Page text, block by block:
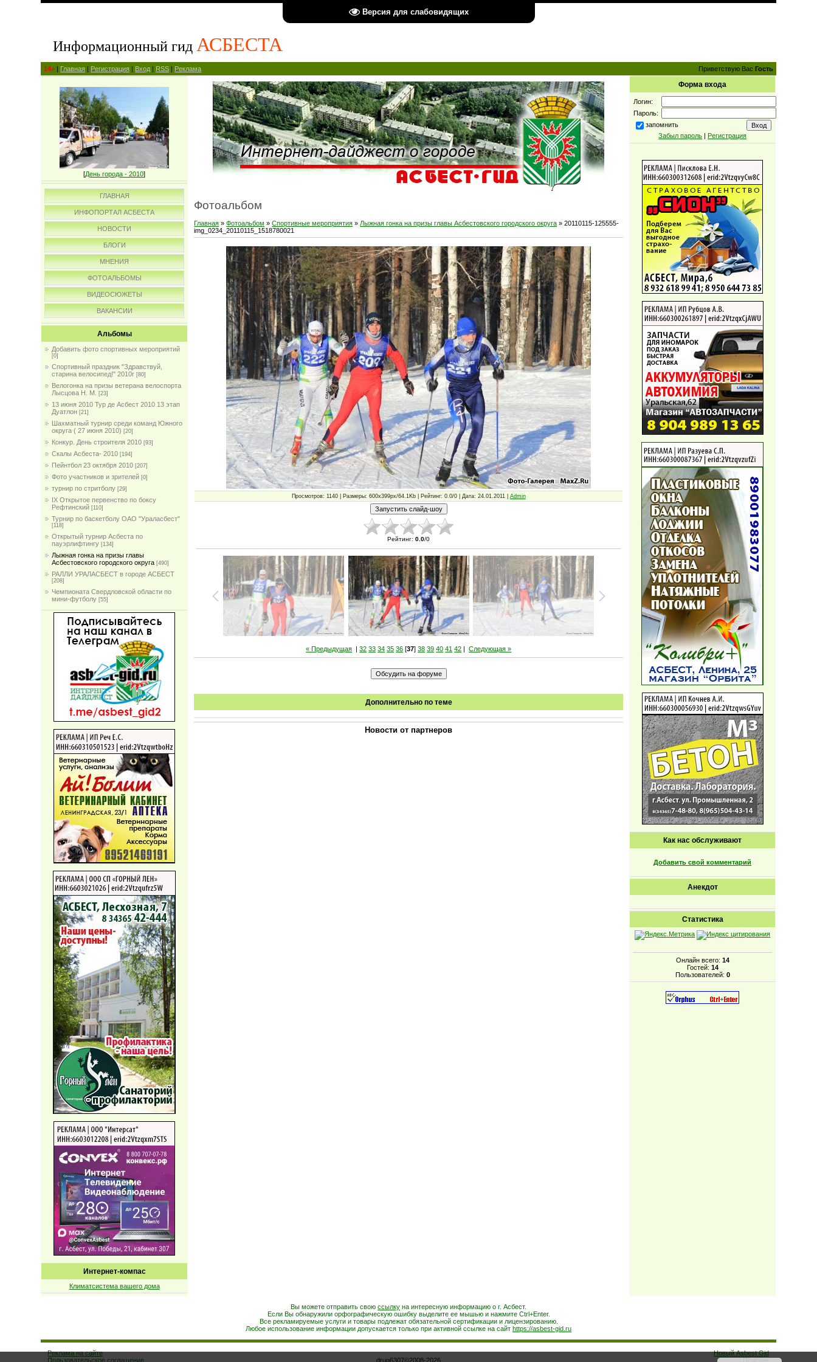
Версия для слабовидящих
Информационный гид АСБЕСТА
14+ | Главная | Регистрация | Вход | RSS | Реклама Приветствую Вас Гость
[День города - 2010]
ГЛАВНАЯ
ИНФОПОРТАЛ АСБЕСТА
НОВОСТИ
БЛОГИ
МНЕНИЯ
ФОТОАЛЬБОМЫ
ВИДЕОСЮЖЕТЫ
ВАКАНСИИ
Альбомы
Добавить фото спортивных мероприятий
[0]
Спортивный праздник "Здравствуй,
старина велосипед!" 2010г [80]
Велогонка на призы ветерана велоспорта
Лысцова Н. М.
[23]
13 июня 2010 Тур де Асбест 2010 13 этап
Дуатлон [21]
Шахматный турнир среди команд Южного
округа ( 27 июня 2010) [20]
Конкур. День строителя 2010 [93]
Скалы Асбеста- 2010 [194]
Пейнтбол 23 октября 2010 [207]
Фото участников и зрителей [0]
турнир по стритболу [29]
IX Открытое первенство по боксу
Рефтинский [110]
Турнир по баскетболу ОАО "Ураласбест"
[118]
Открытый турнир Асбеста по
пауэрлифтингу [134]
Лыжная гонка на призы главы
Асбестовского городского округа [490]
РАЛЛИ УРАЛАСБЕСТ в городе АСБЕСТ
[208]
Чемпионата Свердловской области по
мини-футболу [55]
Интернет-компас
Климатсистема вашего дома
Фотоальбом
Главная »Фотоальбом »Спортивные мероприятия » Лыжная гонка на призы главы Асбестовского городского округа » 20110115-125555-
img_0234_20110115_1518780021
Просмотров: 1140 | Размеры: 600x399px/64.1Kb | Рейтинг: 0.0/0 | Дата: 24.01.2011 | Admin
Рейтинг: 0.0/0
« Предыдущая |32 33 34 35 36 [37]38 39 40 41 42 |Следующая »
Дополнительно по теме
Новости от партнеров
Форма входа
Логин:
Пароль:
запомнить
Забыл пароль | Регистрация
Как нас обслуживают
Добавить свой комментарий
Анекдот
Статистика
Онлайн всего: 14
Гостей: 14
Пользователей: 0
Вы можете отправить свою ссылку на интересную информацию о г. Асбест.
Если Вы обнаружили орфографическую ошибку выделите ее мышью и нажмите Ctrl+Enter.
Все рекламируемые услуги и товары подлежат обязательной сертификации и лицензированию.
Любое использование информации допускается только при активной ссылке на сайт https://asbest-gid.ru
Реклама на сайте
Пользовательское соглашение
drug6307©2008-2026
Новый Asbest Gid
Помощь